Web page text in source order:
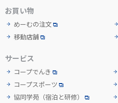
お買い物
めーむの注文
移動店舗
サービス
コープでんき
コープスポーツ
協同学苑 （宿泊と研修）